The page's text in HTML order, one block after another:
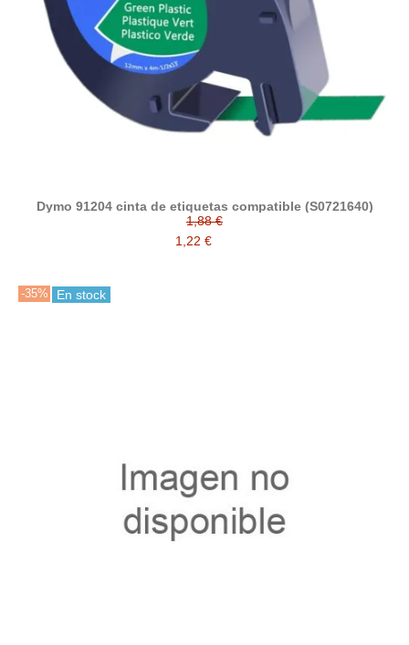
Dymo 91204 cinta de etiquetas compatible (S0721640)
1,88 €
1,22 €
-35% En stock